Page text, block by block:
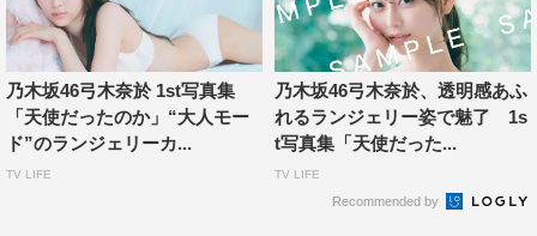
展示テーマ「天使と旅に出る」
＜プロフィール＞
弓木奈於（ゆみき・なお）
1999年2月3日生まれ。京都府出身。身長165cm。血液型A
型。愛称は「なおちゃん」「ゆみっきー」。2020年『坂
道研修生 配属発表 SHOWROOM』にて乃木坂46に配属さ
乃木坂46弓木奈於 1st写真集
「天使だったのか」“大人モー
ド”のランジェリーカ...
TV LIFE
乃木坂46弓木奈於、透明感あふ
れるランジェリー姿で魅了 1s
t写真集「天使だった...
TV LIFE
Recommended by